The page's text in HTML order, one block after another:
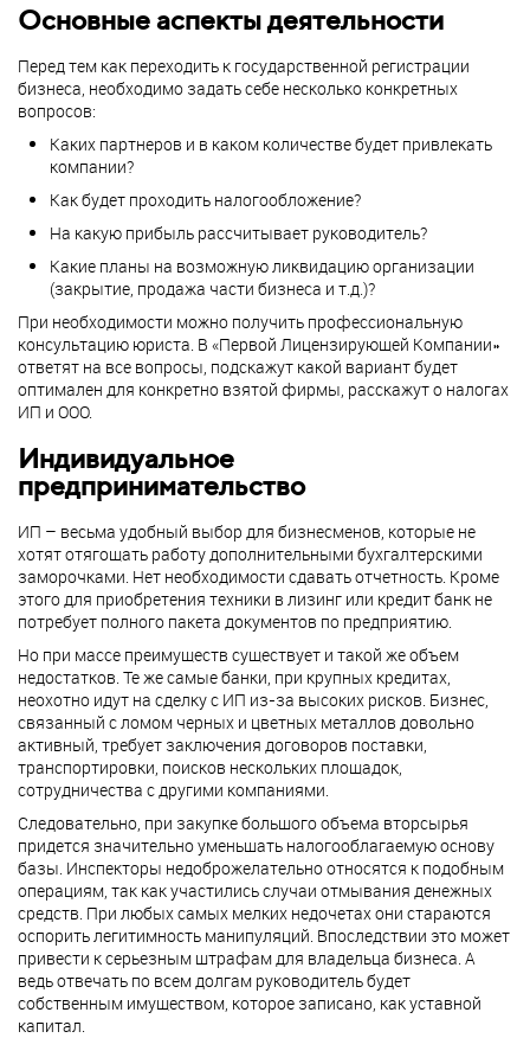
Основные аспекты деятельности
Перед тем как переходить к государственной регистрации
бизнеса, необходимо задать себе несколько конкретных
вопросов:
Каких партнеров и в каком количестве будет привлекать
компании?
Как будет проходить налогообложение?
На какую прибыль рассчитывает руководитель?
Какие планы на возможную ликвидацию организации
(закрытие, продажа части бизнеса и т.д.)?
При необходимости можно получить профессиональную
консультацию юриста. В «Первой Лицензирующей Компании»
ответят на все вопросы, подскажут какой вариант будет
оптимален для конкретно взятой фирмы, расскажут о налогах
ИП и ООО.
Индивидуальное
предпринимательство
ИП – весьма удобный выбор для бизнесменов, которые не
хотят отягощать работу дополнительными бухгалтерскими
заморочками. Нет необходимости сдавать отчетность. Кроме
этого для приобретения техники в лизинг или кредит банк не
потребует полного пакета документов по предприятию.
Но при массе преимуществ существует и такой же объем
недостатков. Те же самые банки, при крупных кредитах,
неохотно идут на сделку с ИП из-за высоких рисков. Бизнес,
связанный с ломом черных и цветных металлов довольно
активный, требует заключения договоров поставки,
транспортировки, поисков нескольких площадок,
сотрудничества с другими компаниями.
Следовательно, при закупке большого объема вторсырья
придется значительно уменьшать налогооблагаемую основу
базы. Инспекторы недоброжелательно относятся к подобным
операциям, так как участились случаи отмывания денежных
средств. При любых самых мелких недочетах они стараются
оспорить легитимность манипуляций. Впоследствии это может
привести к серьезным штрафам для владельца бизнеса. А
ведь отвечать по всем долгам руководитель будет
собственным имуществом, которое записано, как уставной
капитал.